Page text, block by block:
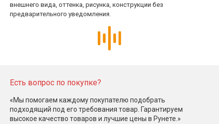
внешнего вида, оттенка, рисунка, конструкции без
предварительного уведомления.
Есть вопрос по покупке?
«Мы помогаем каждому покупателю подобрать
подходящий под его требования товар. Гарантируем
высокое качество товаров и лучшие цены в Рунете.»